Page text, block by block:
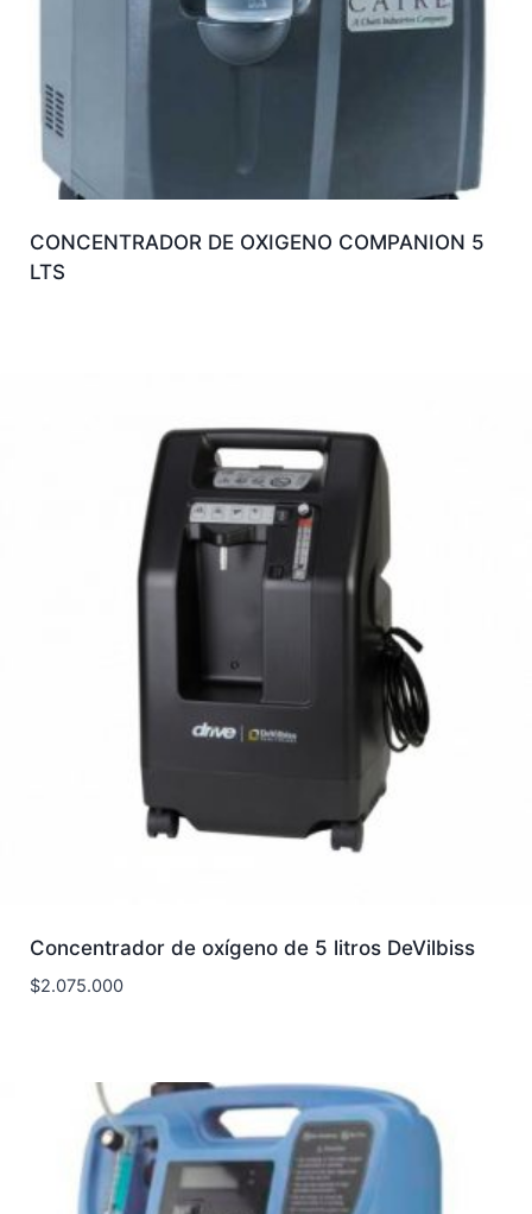
CONCENTRADOR DE OXIGENO COMPANION 5
LTS
Concentrador de oxígeno de 5 litros DeVilbiss
$2.075.000